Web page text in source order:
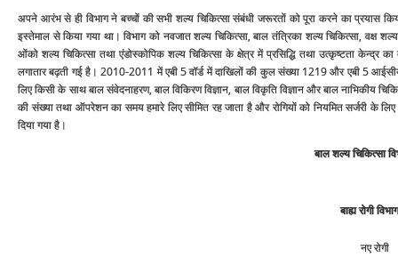
अपने आरंभ से ही विभाग ने बच्‍चों की सभी शल्‍य चिकित्‍सा संबंधी जरूरतों को पूरा करने का प्रयास
इस्‍तेमाल से किया गया था। विभाग को नवजात शल्‍य चिकित्‍सा, बाल तंत्रिका शल्‍य चिकित्‍सा, वक्ष
ओंको शल्‍य चिकित्‍सा तथा एंडोस्‍कोपिक शल्‍य चिकित्‍सा के क्षेत्र में प्रसिद्धि तथा उत्‍कृष्‍टता
लगातार बढ़ती गई है। 2010-2011 में एबी 5 वॉर्ड में दाखिलों की कुल संख्‍या 1219 और एबी 5
लिए किसी के साथ बाल संवेदनाहरण, बाल विकिरण विज्ञान, बाल वि‍कृति विज्ञान और बाल नाभिकीय
की संख्‍या तथा ऑपरेशन का समय हमारे लिए सीमित रह जाता है और रोगियों को नियमित सर्जरी के
दिया गया है।
बाल शल्‍य चिकित्‍सा
बाह्य रोगी
नए रोगी